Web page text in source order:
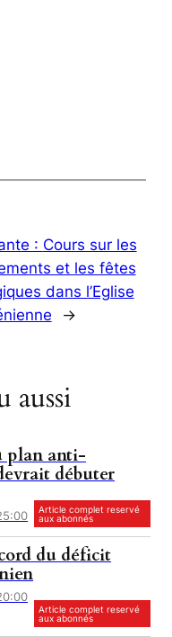
: Cours sur les
et les fêtes
dans l’Eglise
→
aussi
plan anti-
débuter
Article complet reservé
aux abonnés
du déficit
Article complet reservé
aux abonnés